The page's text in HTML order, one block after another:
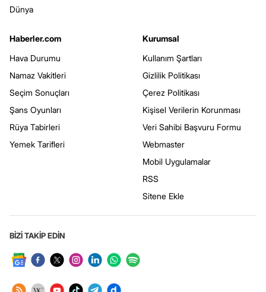
Dünya
Haberler.com
Hava Durumu
Namaz Vakitleri
Seçim Sonuçları
Şans Oyunları
Rüya Tabirleri
Yemek Tarifleri
Kurumsal
Kullanım Şartları
Gizlilik Politikası
Çerez Politikası
Kişisel Verilerin Korunması
Veri Sahibi Başvuru Formu
Webmaster
Mobil Uygulamalar
RSS
Sitene Ekle
BİZİ TAKİP EDİN